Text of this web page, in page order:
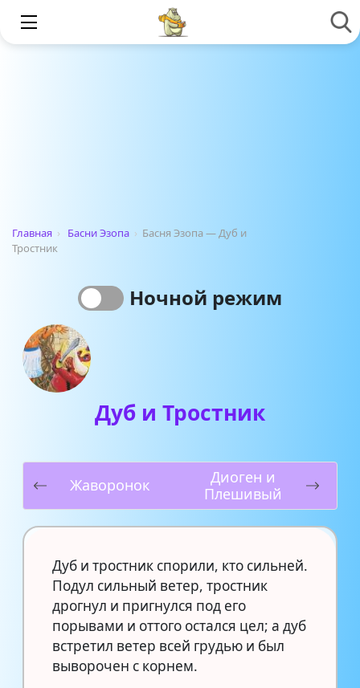
Главная › Басни Эзопа › Басня Эзопа — Дуб и
Тростник
Ночной режим
Дуб и Тростник
Жаворонок
Диоген и
Плешивый
Дуб и тростник спорили, кто сильней.
Подул сильный ветер, тростник
дрогнул и пригнулся под его
порывами и оттого остался цел; а дуб
встретил ветер всей грудью и был
выворочен с корнем.